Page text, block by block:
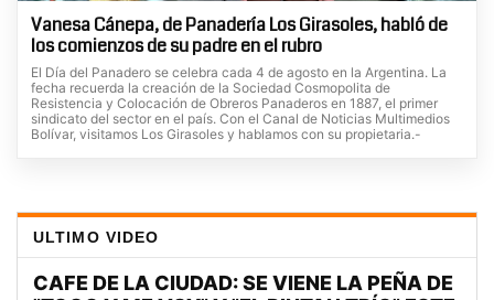
Vanesa Cánepa, de Panadería Los Girasoles, habló de
los comienzos de su padre en el rubro
El Día del Panadero se celebra cada 4 de agosto en la Argentina. La
fecha recuerda la creación de la Sociedad Cosmopolita de
Resistencia y Colocación de Obreros Panaderos en 1887, el primer
sindicato del sector en el país. Con el Canal de Noticias Multimedios
Bolívar, visitamos Los Girasoles y hablamos con su propietaria.-
ULTIMO VIDEO